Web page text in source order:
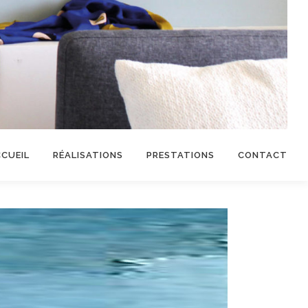
RÉALISATIONS PRESTATIONS CONTACT